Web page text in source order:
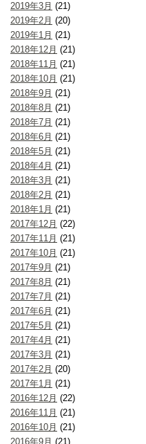
2019年3月 (21)
2019年2月 (20)
2019年1月 (21)
2018年12月 (21)
2018年11月 (21)
2018年10月 (21)
2018年9月 (21)
2018年8月 (21)
2018年7月 (21)
2018年6月 (21)
2018年5月 (21)
2018年4月 (21)
2018年3月 (21)
2018年2月 (21)
2018年1月 (21)
2017年12月 (22)
2017年11月 (21)
2017年10月 (21)
2017年9月 (21)
2017年8月 (21)
2017年7月 (21)
2017年6月 (21)
2017年5月 (21)
2017年4月 (21)
2017年3月 (21)
2017年2月 (20)
2017年1月 (21)
2016年12月 (22)
2016年11月 (21)
2016年10月 (21)
2016年9月 (21)